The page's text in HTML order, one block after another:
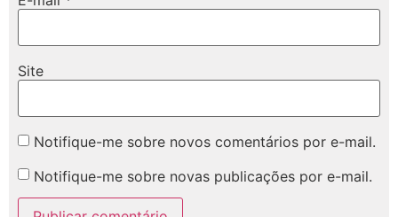
Site
Notifique-me sobre novos comentários por e-mail.
Notifique-me sobre novas publicações por e-mail.